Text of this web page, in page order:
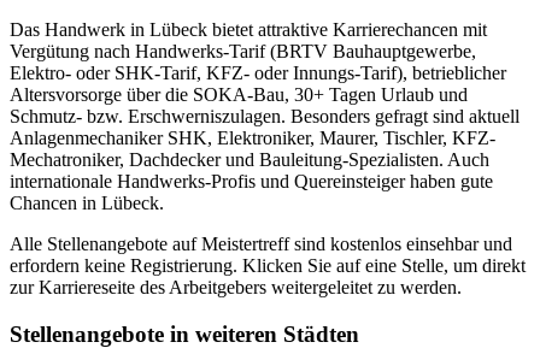
Das Handwerk in Lübeck bietet attraktive Karrierechancen mit
Vergütung nach Handwerks-Tarif (BRTV Bauhauptgewerbe,
Elektro- oder SHK-Tarif, KFZ- oder Innungs-Tarif), betrieblicher
Altersvorsorge über die SOKA-Bau, 30+ Tagen Urlaub und
Schmutz- bzw. Erschwerniszulagen. Besonders gefragt sind aktuell
Anlagenmechaniker SHK, Elektroniker, Maurer, Tischler, KFZ-
Mechatroniker, Dachdecker und Bauleitung-Spezialisten. Auch
internationale Handwerks-Profis und Quereinsteiger haben gute
Chancen in Lübeck.
Alle Stellenangebote auf Meistertreff sind kostenlos einsehbar und
erfordern keine Registrierung. Klicken Sie auf eine Stelle, um direkt
zur Karriereseite des Arbeitgebers weitergeleitet zu werden.
Stellenangebote in weiteren Städten